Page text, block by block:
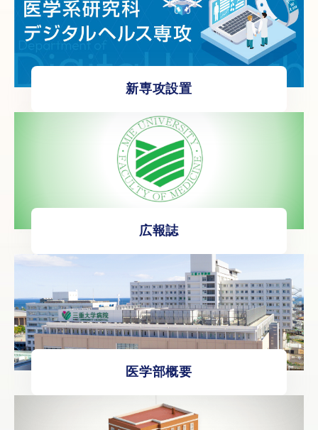
新専攻設置
広報誌
医学部概要